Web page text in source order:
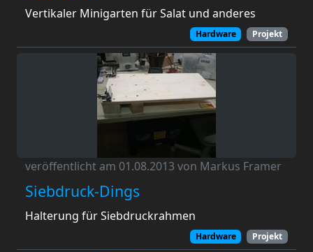
Vertikaler Minigarten für Salat und anderes
Hardware Projekt
veröffentlicht am 01.08.2013 von Markus Framer
Siebdruck-Dings
Halterung für Siebdruckrahmen
Hardware Projekt